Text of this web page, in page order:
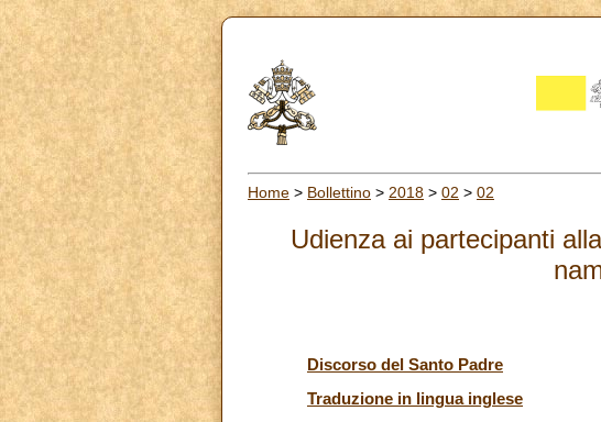
Home > Bollettino > 2018 > 02 > 02
Udienza ai partecipanti
Discorso del Santo Padre
Traduzione in lingua inglese